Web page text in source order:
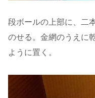
段ボールの上部に、二
のせる。金網のうえに
ように置く。